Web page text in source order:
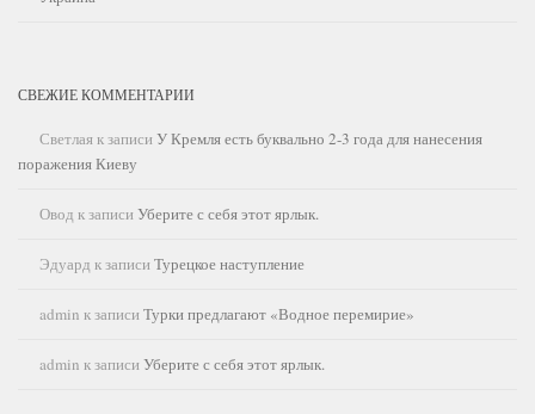
СВЕЖИЕ КОММЕНТАРИИ
Светлаяк записи У Кремля есть буквально 2-3 года для нанесения
поражения Киеву
Овод к записи Уберите с себя этот ярлык.
Эдуард к записи Турецкое наступление
admin к записи Турки предлагают «Водное перемирие»
admin к записи Уберите с себя этот ярлык.